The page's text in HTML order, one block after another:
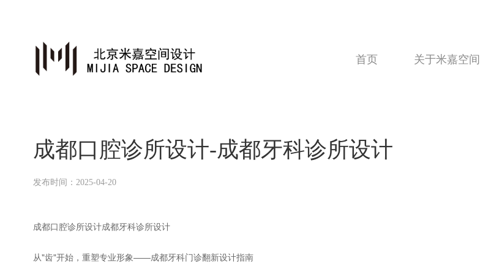
首页
关于米嘉空间
成都口腔诊所设计-成都牙科诊所设计
发布时间：2025-04-20
成都口腔诊所设计成都牙科诊所设计
从"齿"开始，重塑专业形象——成都牙科门诊翻新设计指南